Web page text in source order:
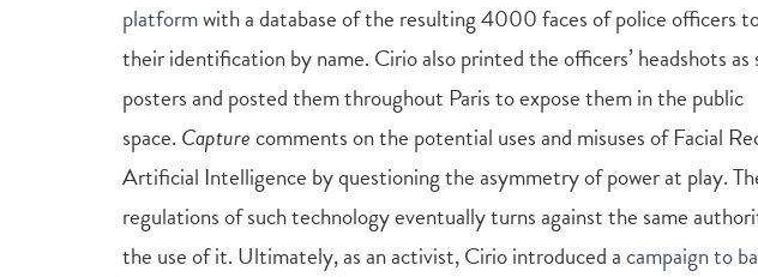
platformwith a database of the resulting 4000 faces of police officers
their identification by name. Cirio also printed the officers’ headshots
posters and posted them throughout Paris to expose them in the public
space. Capturecomments on the potential uses and misuses of Facial
Artificial Intelligence by questioning the asymmetry of power at play.
regulations of such technology eventually turns against the same
the use of it. Ultimately, as an activist, Cirio introduced acampaign to